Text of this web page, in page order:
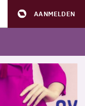
AANMELDEN